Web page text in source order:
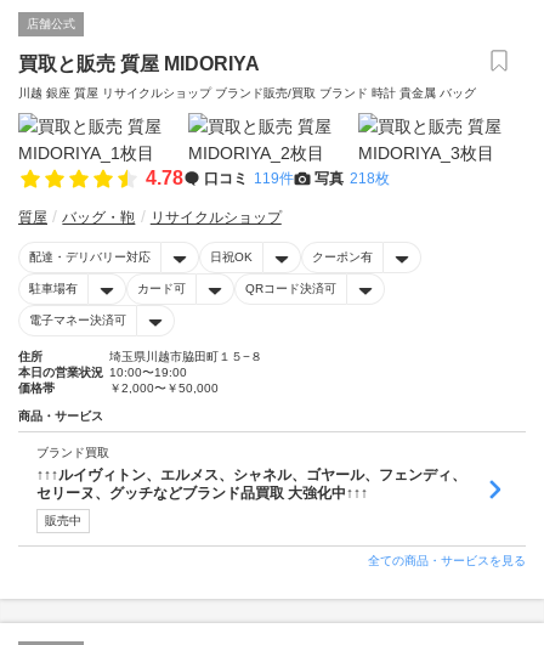
店舗公式
買取と販売 質屋 MIDORIYA
川越 銀座 質屋 リサイクルショップ ブランド販売/買取 ブランド 時計 貴金属 バッグ
4.78 口コミ 119件 写真 218枚
質屋 バッグ・鞄 リサイクルショップ
配達・デリバリー対応 日祝OK クーポン有
駐車場有 カード可 QRコード決済可
電子マネー決済可
住所
埼玉県川越市脇田町１５−８
本日の営業状況 10:00〜19:00
価格帯
￥2,000〜￥50,000
商品・サービス
ブランド買取
↑↑↑ルイヴィトン、エルメス、シャネル、ゴヤール、フェンディ、
セリーヌ、グッチなどブランド品買取 大強化中↑↑↑
販売中
全ての商品・サービスを見る